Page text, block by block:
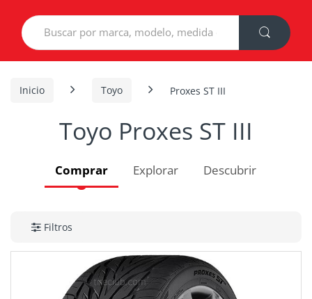
Search
for:
Inicio Toyo Proxes ST III
Toyo Proxes ST III
Comprar Explorar Descubrir
Filtros